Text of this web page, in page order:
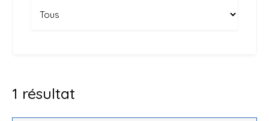
1 résultat